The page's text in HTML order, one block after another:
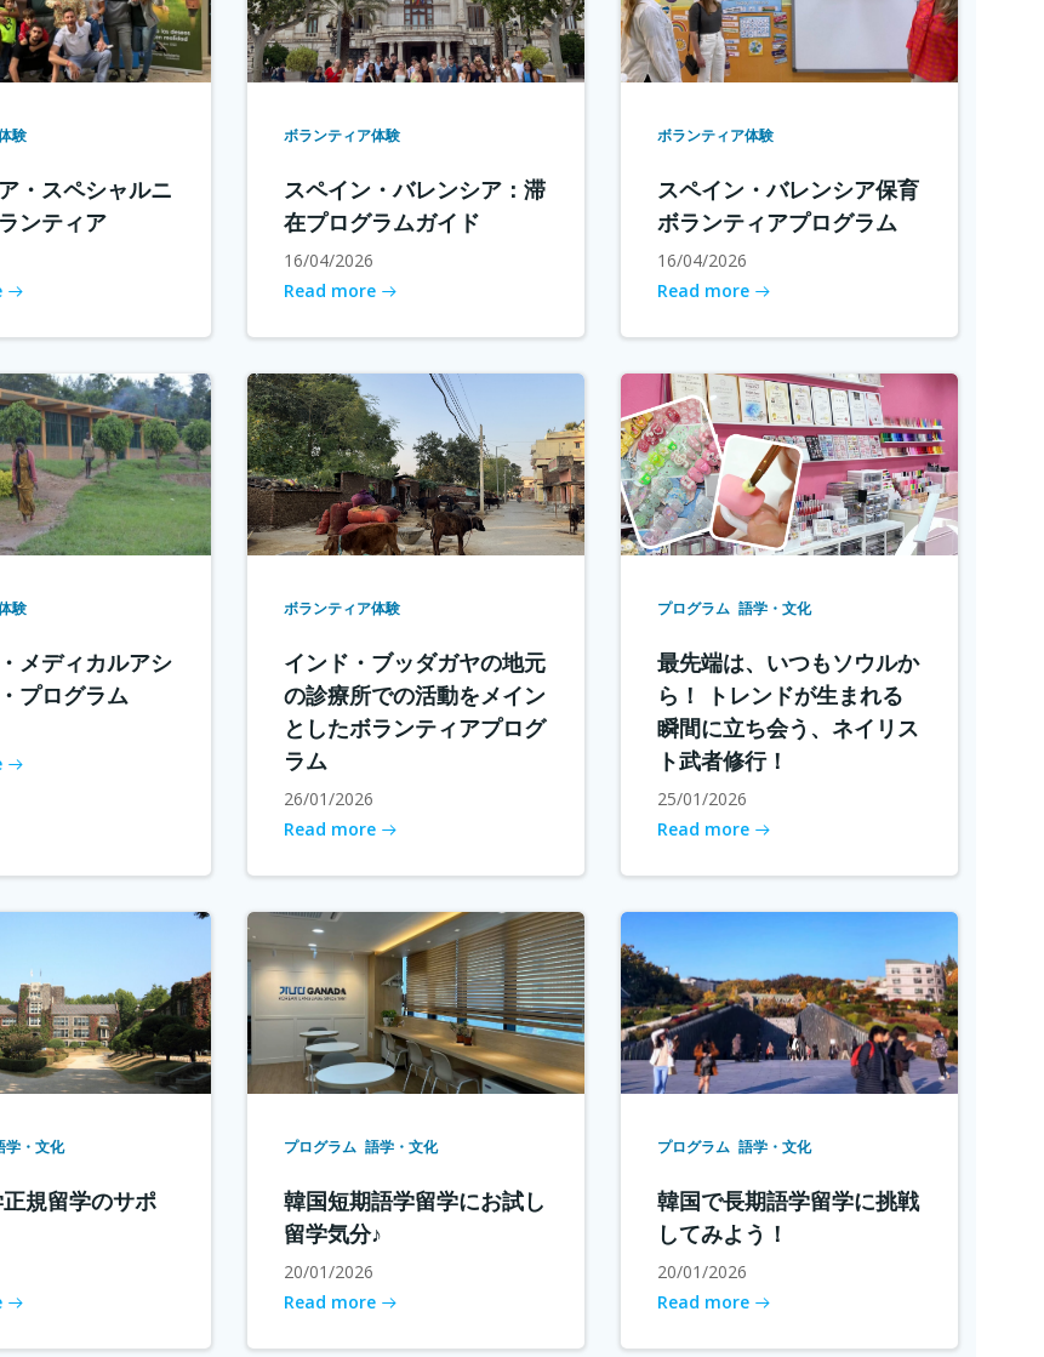
験
・スペシャルニ
ンティア
ボランティア体験
スペイン・バレンシア：滞
在プログラムガイド
16/04/2026
Read more
ボランティア体験
スペイン・バレンシア保育
ボランティアプログラム
16/04/2026
Read more
験
メディカルアシ
プログラム
ボランティア体験
インド・ブッダガヤの地元
の診療所での活動をメイン
としたボランティアプログ
ラム
26/01/2026
Read more
プログラム 語学・文化
最先端は、いつもソウルか
ら！ トレンドが生まれる
瞬間に立ち会う、ネイリス
ト武者修行！
25/01/2026
Read more
学・文化
規留学のサポ
プログラム 語学・文化
韓国短期語学留学にお試し
留学気分♪
20/01/2026
Read more
プログラム 語学・文化
韓国で長期語学留学に挑戦
してみよう！
20/01/2026
Read more